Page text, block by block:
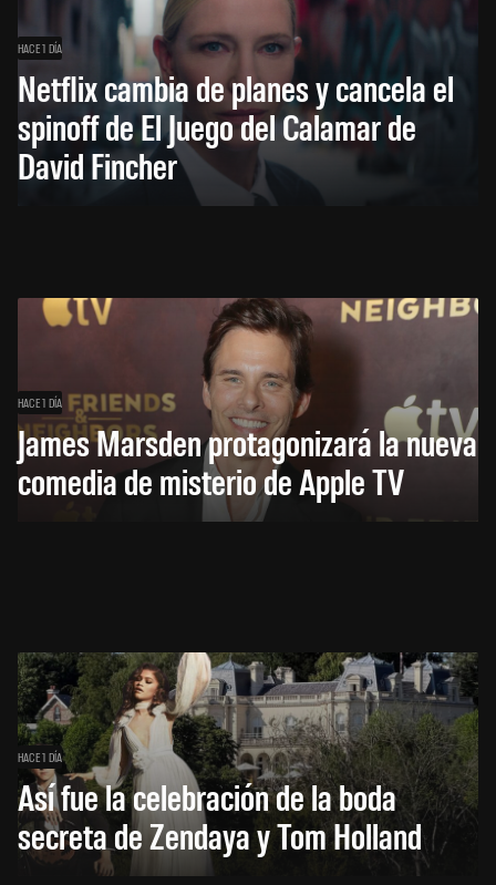
HACE 1 DÍA
Netflix cambia de planes y cancela el
spinoff de El Juego del Calamar de
David Fincher
HACE 1 DÍA
James Marsden protagonizará la nueva
comedia de misterio de Apple TV
HACE 1 DÍA
Así fue la celebración de la boda
secreta de Zendaya y Tom Holland